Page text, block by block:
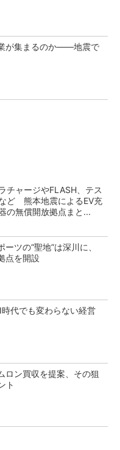
が集まるのか――地震で
チャージやFLASH、テス
ど 熊本地震によるEV充
の無償開放拠点まと...
ツの“聖地”は深川に、
点を開設
時代でも変わらない経営
ロン買収を提案、その狙
ト